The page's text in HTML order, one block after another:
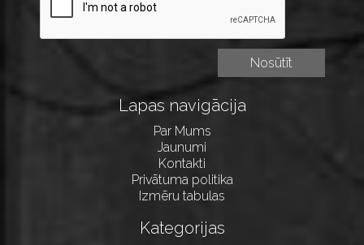
Lapas navigācija
Par Mums
Jaunumi
Kontakti
Privātuma politika
Izmēru tabulas
Kategorijas